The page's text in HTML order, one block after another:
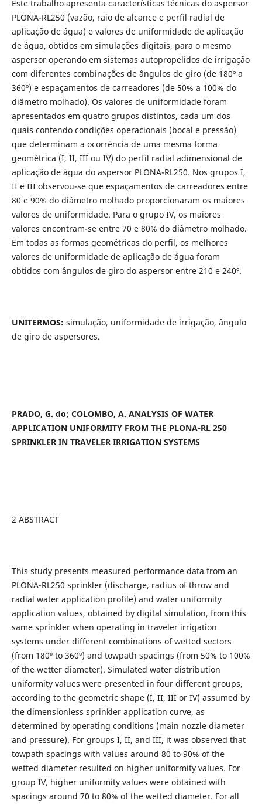
Este trabalho apresenta características técnicas do aspersor
PLONA-RL250 (vazão, raio de alcance e perfil radial de
aplicação de água) e valores de uniformidade de aplicação
de água, obtidos em simulações digitais, para o mesmo
aspersor operando em sistemas autopropelidos de irrigação
com diferentes combinações de ângulos de giro (de 180º a
360º) e espaçamentos de carreadores (de 50% a 100% do
diâmetro molhado). Os valores de uniformidade foram
apresentados em quatro grupos distintos, cada um dos
quais contendo condições operacionais (bocal e pressão)
que determinam a ocorrência de uma mesma forma
geométrica (I, II, III ou IV) do perfil radial adimensional de
aplicação de água do aspersor PLONA-RL250. Nos grupos I,
II e III observou-se que espaçamentos de carreadores entre
80 e 90% do diâmetro molhado proporcionaram os maiores
valores de uniformidade. Para o grupo IV, os maiores
valores encontram-se entre 70 e 80% do diâmetro molhado.
Em todas as formas geométricas do perfil, os melhores
valores de uniformidade de aplicação de água foram
obtidos com ângulos de giro do aspersor entre 210 e 240º.
UNITERMOS: simulação, uniformidade de irrigação, ângulo
de giro de aspersores.
PRADO, G. do; COLOMBO, A. ANALYSIS OF WATER
APPLICATION UNIFORMITY FROM THE PLONA-RL 250
SPRINKLER IN TRAVELER IRRIGATION SYSTEMS
2 ABSTRACT
This study presents measured performance data from an
PLONA-RL250 sprinkler (discharge, radius of throw and
radial water application profile) and water uniformity
application values, obtained by digital simulation, from this
same sprinkler when operating in traveler irrigation
systems under different combinations of wetted sectors
(from 180º to 360º) and towpath spacings (from 50% to 100%
of the wetter diameter). Simulated water distribution
uniformity values were presented in four different groups,
according to the geometric shape (I, II, III or IV) assumed by
the dimensionless sprinkler application curve, as
determined by operating conditions (main nozzle diameter
and pressure). For groups I, II, and III, it was observed that
towpath spacings with values around 80 to 90% of the
wetted diameter resulted on higher uniformity values. For
group IV, higher uniformity values were obtained with
spacings around 70 to 80% of the wetted diameter. For all